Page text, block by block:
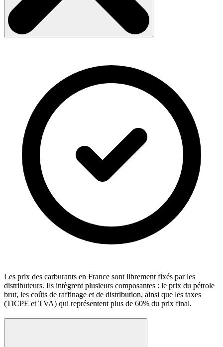
Les prix des carburants en France sont librement fixés par les
distributeurs. Ils intègrent plusieurs composantes : le prix du pétrole
brut, les coûts de raffinage et de distribution, ainsi que les taxes
(TICPE et TVA) qui représentent plus de 60% du prix final.